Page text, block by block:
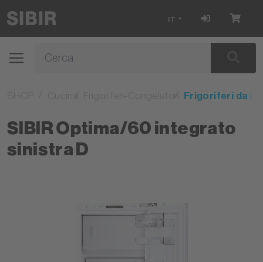
IT
Frigoriferi da
SIBIR Optima/60 integrato
sinistra D